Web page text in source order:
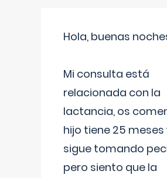
Hola, buenas
Mi consulta está
relacionada con la
lactancia, os
hijo tiene 25 meses
sigue tomando
pero siento que la